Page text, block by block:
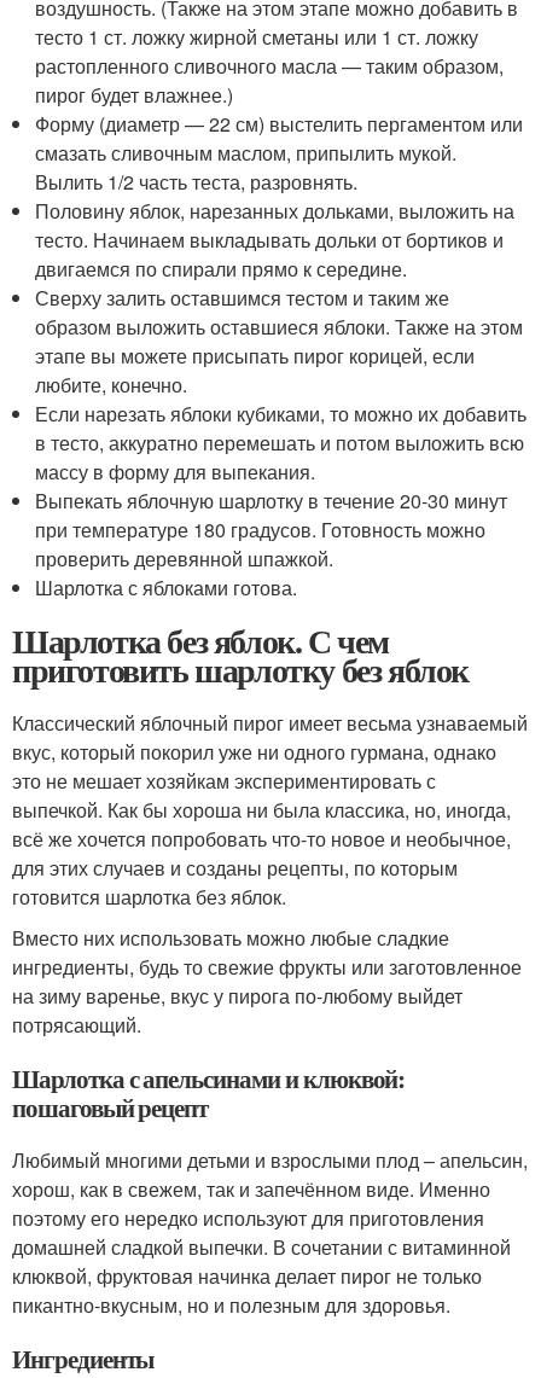
воздушность. (Также на этом этапе можно добавить в
тесто 1 ст. ложку жирной сметаны или 1 ст. ложку
растопленного сливочного масла — таким образом,
пирог будет влажнее.)
Форму (диаметр — 22 см) выстелить пергаментом или
смазать сливочным маслом, припылить мукой.
Вылить 1/2 часть теста, разровнять.
Половину яблок, нарезанных дольками, выложить на
тесто. Начинаем выкладывать дольки от бортиков и
двигаемся по спирали прямо к середине.
Сверху залить оставшимся тестом и таким же
образом выложить оставшиеся яблоки. Также на этом
этапе вы можете присыпать пирог корицей, если
любите, конечно.
Если нарезать яблоки кубиками, то можно их добавить
в тесто, аккуратно перемешать и потом выложить всю
массу в форму для выпекания.
Выпекать яблочную шарлотку в течение 20-30 минут
при температуре 180 градусов. Готовность можно
проверить деревянной шпажкой.
Шарлотка с яблоками готова.
Шарлотка без яблок. С чем
приготовить шарлотку без яблок
Классический яблочный пирог имеет весьма узнаваемый
вкус, который покорил уже ни одного гурмана, однако
это не мешает хозяйкам экспериментировать с
выпечкой. Как бы хороша ни была классика, но, иногда,
всё же хочется попробовать что-то новое и необычное,
для этих случаев и созданы рецепты, по которым
готовится шарлотка без яблок.
Вместо них использовать можно любые сладкие
ингредиенты, будь то свежие фрукты или заготовленное
на зиму варенье, вкус у пирога по-любому выйдет
потрясающий.
Шарлотка с апельсинами и клюквой:
пошаговый рецепт
Любимый многими детьми и взрослыми плод – апельсин,
хорош, как в свежем, так и запечённом виде. Именно
поэтому его нередко используют для приготовления
домашней сладкой выпечки. В сочетании с витаминной
клюквой, фруктовая начинка делает пирог не только
пикантно-вкусным, но и полезным для здоровья.
Ингредиенты